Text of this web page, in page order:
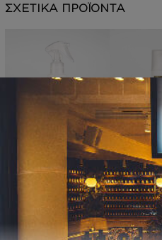
ΣΧΕΤΙΚΑ ΠΡΟΪΟΝΤΑ
HAIR MIST
Inspired by
FLUIDITY GOLD
HAND
Inspired
7,50